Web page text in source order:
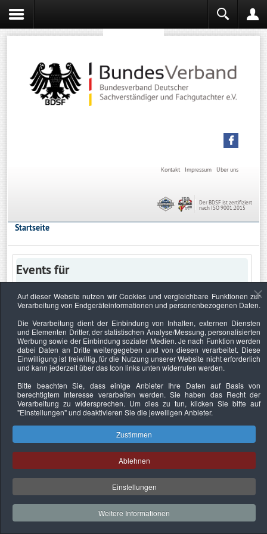
Über uns
Impressum
Kontakt
Der BDSF ist zertifiziert
nach ISO 9001:2015
Startseite
Events für
Keine Termine
Datenschutzerklärung Urheberrechtsnachweise Nachhaltigkeit
Copyright © 2026. Bundesverband Deutscher
Sachverständiger und Fachgutachter e.V..
Auf dieser Website nutzen wir Cookies und vergleichbare Funktionen zur
Verarbeitung von Endgeräteinformationen und personenbezogenen Daten.
Die Verarbeitung dient der Einbindung von Inhalten, externen Diensten
und Elementen Dritter, der statistischen Analyse/Messung, personalisierten
Werbung sowie der Einbindung sozialer Medien. Je nach Funktion werden
dabei Daten an Dritte weitergegeben und von diesen verarbeitet. Diese
Einwilligung ist freiwillig, für die Nutzung unserer Website nicht erforderlich
und kann jederzeit über das Icon links unten widerrufen werden.
Bitte beachten Sie, dass einige Anbieter Ihre Daten auf Basis von
berechtigtem Interesse verarbeiten werden. Sie haben das Recht der
Verarbeitung zu widersprechen. Um dies zu tun, klicken Sie bitte auf
"Einstellungen"und deaktivieren Sie die jeweiligen Anbieter.
Zustimmen
Ablehnen
Einstellungen
Weitere Informationen